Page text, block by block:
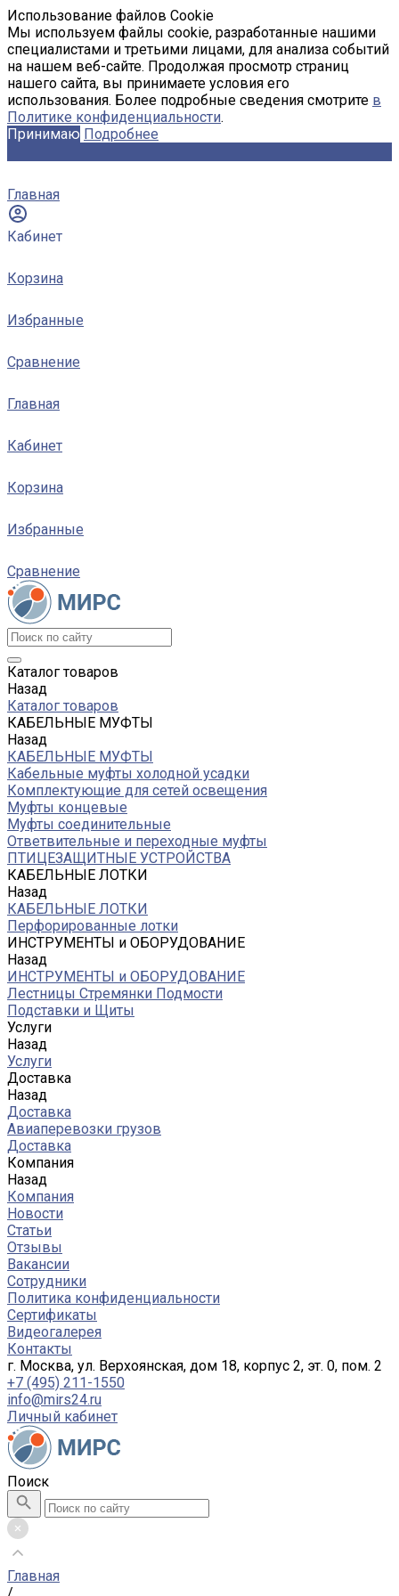
Использование файлов Cookie
Мы используем файлы cookie, разработанные нашими
специалистами и третьими лицами, для анализа событий
на нашем веб-сайте. Продолжая просмотр страниц
нашего сайта, вы принимаете условия его
использования. Более подробные сведения смотрите в
Политике конфиденциальности.
Принимаю Подробнее
Главная
Кабинет
Корзина
Избранные
Сравнение
Главная
Кабинет
Корзина
Избранные
Сравнение
Каталог товаров
Назад
Каталог товаров
КАБЕЛЬНЫЕ МУФТЫ
Назад
КАБЕЛЬНЫЕ МУФТЫ
Кабельные муфты холодной усадки
Комплектующие для сетей освещения
Муфты концевые
Муфты соединительные
Ответвительные и переходные муфты
ПТИЦЕЗАЩИТНЫЕ УСТРОЙСТВА
КАБЕЛЬНЫЕ ЛОТКИ
Назад
КАБЕЛЬНЫЕ ЛОТКИ
Перфорированные лотки
ИНСТРУМЕНТЫ и ОБОРУДОВАНИЕ
Назад
ИНСТРУМЕНТЫ и ОБОРУДОВАНИЕ
Лестницы Стремянки Подмости
Подставки и Щиты
Услуги
Назад
Услуги
Доставка
Назад
Доставка
Авиаперевозки грузов
Доставка
Компания
Назад
Компания
Новости
Статьи
Отзывы
Вакансии
Сотрудники
Политика конфиденциальности
Сертификаты
Видеогалерея
Контакты
г. Москва, ул. Верхоянская, дом 18, корпус 2, эт. 0, пом. 2
+7 (495) 211-1550
info@mirs24.ru
Личный кабинет
Поиск
Главная